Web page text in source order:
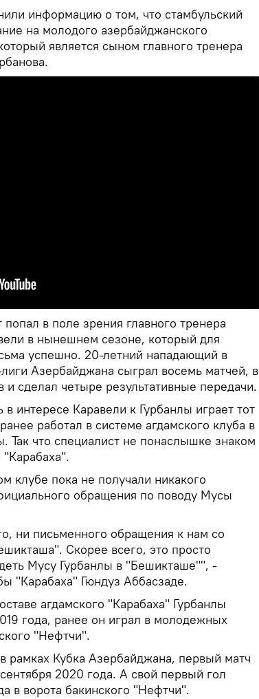
информацию о том, что стамбульский
на молодого азербайджанского
является сыном главного тренера
в поле зрения главного тренера
в нынешнем сезоне, который для
успешно. 20-летний нападающий в
Азербайджана сыграл восемь матчей, в
и сделал четыре результативные передачи.
интересе Каравели к Гурбанлы играет тот
работал в системе агдамского клуба в
Так что специалист не понаслышке знаком
клубе пока не получали никакого
обращения по поводу Мусы
ни письменного обращения к нам со
Скорее всего, это просто
Мусу Гурбанлы в "Бешикташе"", -
"Карабаха" Гюндуз Аббасзаде.
агдамского "Карабаха" Гурбанлы
года, ранее он играл в молодежных
"Нефтчи".
рамках Кубка Азербайджана, первый матч
2020 года. А свой первый гол
в ворота бакинского "Нефтчи".